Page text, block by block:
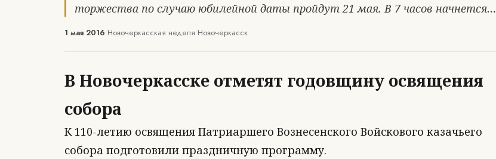
торжества по случаю юбилейной даты пройдут 21 мая. В 7 часов начнется…
1 мая 2016•Новочеркасская неделя•Новочеркасск
В Новочеркасске отметят годовщину освящения
собора
К 110-летию освящения Патриаршего Вознесенского Войскового казачьего
собора подготовили праздничную программу.